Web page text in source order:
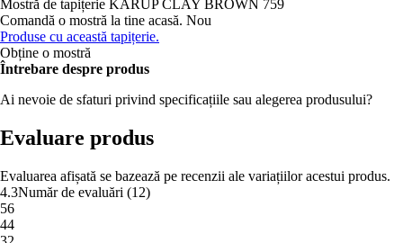
Mostră de tapițerie KARUP CLAY BROWN 759
Comandă o mostră la tine acasă. Nou
Produse cu această tapițerie.
Obține o mostră
Întrebare despre produs
Ai nevoie de sfaturi privind specificațiile sau alegerea produsului?
Evaluare produs
Evaluarea afișată se bazează pe recenzii ale variațiilor acestui produs.
4.3Număr de evaluări (12)
56
44